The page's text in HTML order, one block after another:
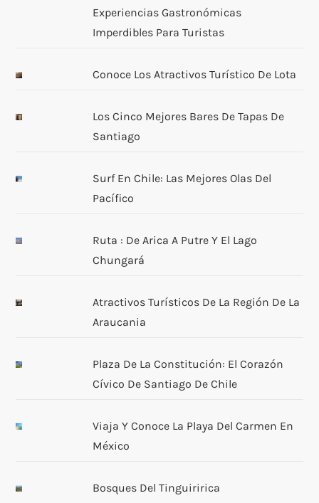
Experiencias Gastronómicas
Imperdibles Para Turistas
Conoce Los Atractivos Turístico De Lota
Los Cinco Mejores Bares De Tapas De
Santiago
Surf En Chile: Las Mejores Olas Del
Pacífico
Ruta : De Arica A Putre Y El Lago
Chungará
Atractivos Turísticos De La Región De La
Araucania
Plaza De La Constitución: El Corazón
Cívico De Santiago De Chile
Viaja Y Conoce La Playa Del Carmen En
México
Bosques Del Tinguiririca